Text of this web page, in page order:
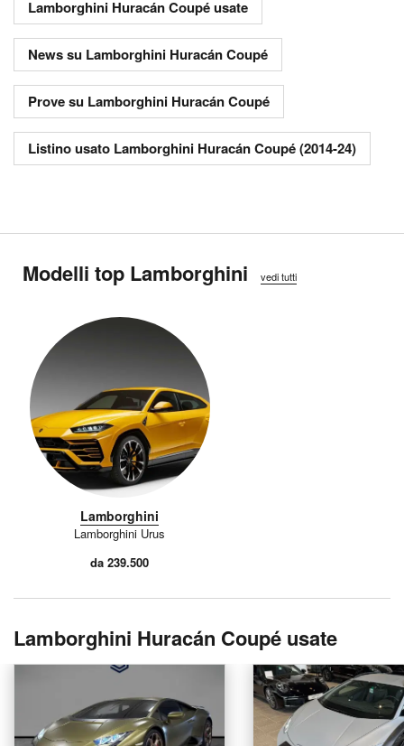
Lamborghini Huracán Coupé usate
News su Lamborghini Huracán Coupé
Prove su Lamborghini Huracán Coupé
Listino usato Lamborghini Huracán Coupé (2014-24)
Modelli top Lamborghini vedi tutti
Lamborghini
Lamborghini Urus
da 239.500
Lamborghini Huracán Coupé usate